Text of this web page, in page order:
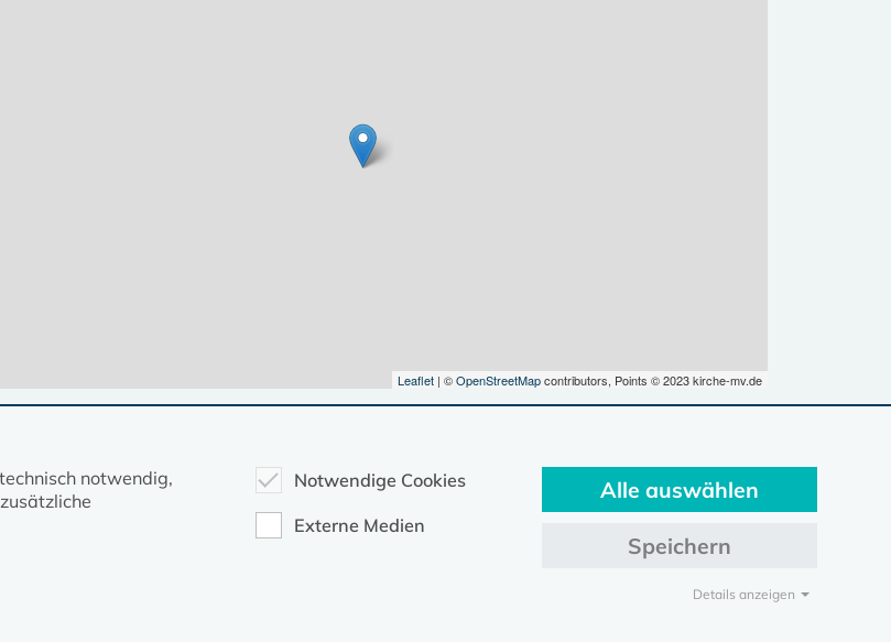
Leaflet| ©OpenStreetMapcontributors, Points © 2023 kirche-mv.de
Seite gehört zum Portal
kirche-mv.de
Kirche in Mecklenburg-Vorpommern © 2026
notwendig,
Notwendige Cookies
Externe Medien
Alle auswählen
Speichern
Details anzeigen